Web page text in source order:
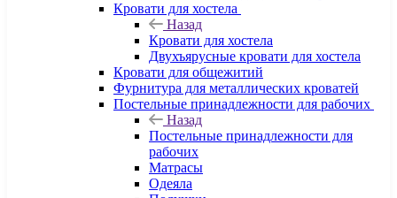
Кровати для хостела
Назад
Кровати для хостела
Двухъярусные кровати для хостела
Кровати для общежитий
Фурнитура для металлических кроватей
Постельные принадлежности для рабочих
Назад
Постельные принадлежности для
рабочих
Матрасы
Одеяла